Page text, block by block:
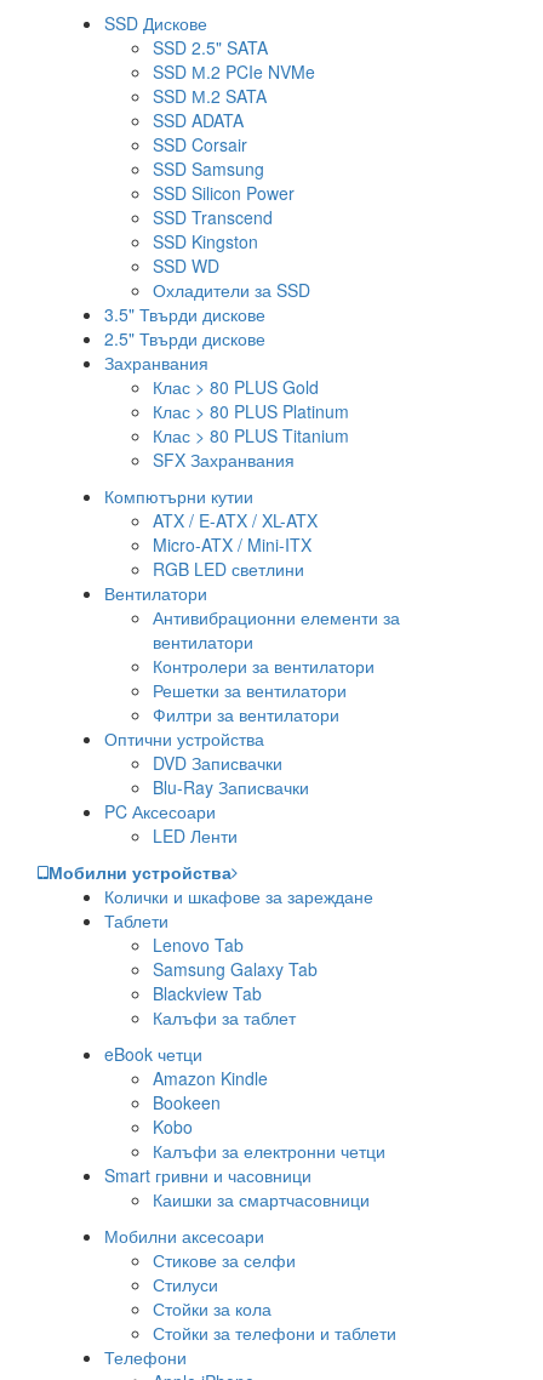
SSD Дискове
SSD 2.5" SATA
SSD М.2 PCIe NVMe
SSD М.2 SATA
SSD ADATA
SSD Corsair
SSD Samsung
SSD Silicon Power
SSD Transcend
SSD Kingston
SSD WD
Охладители за SSD
3.5" Твърди дискове
2.5" Твърди дискове
Захранвания
Клас > 80 PLUS Gold
Клас > 80 PLUS Platinum
Клас > 80 PLUS Titanium
SFX Захранвания
Компютърни кутии
ATX / E-ATX / XL-ATX
Micro-ATX / Mini-ITX
RGB LED светлини
Вентилатори
Антивибрационни елементи за
вентилатори
Контролери за вентилатори
Решетки за вентилатори
Филтри за вентилатори
Оптични устройства
DVD Записвачки
Blu-Ray Записвачки
PC Аксесоари
LED Ленти
Мобилни устройства
Колички и шкафове за зареждане
Таблети
Lenovo Tab
Samsung Galaxy Tab
Blackview Tab
Калъфи за таблет
eBook четци
Amazon Kindle
Bookeen
Kobo
Калъфи за електронни четци
Smart гривни и часовници
Каишки за смартчасовници
Мобилни аксесоари
Стикове за селфи
Стилуси
Стойки за кола
Стойки за телефони и таблети
Телефони